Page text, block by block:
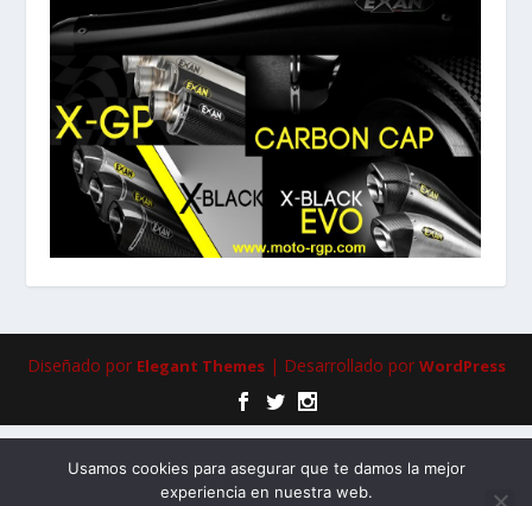
Diseñado por Elegant Themes| Desarrollado por WordPress
Usamos cookies para asegurar que te damos la mejor
experiencia en nuestra web.